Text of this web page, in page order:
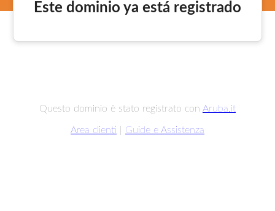
Este dominio ya está registrado
Questo dominio è stato registrato con Aruba.it
Area clienti Guide e Assistenza